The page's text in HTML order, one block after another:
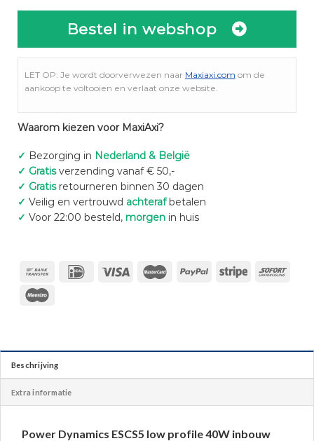
Bestel in webshop
LET OP: Je wordt doorverwezen naar Maxiaxi.com om de
aankoop te voltooien en verlaat onze website.
Waarom kiezen voor MaxiAxi?
✓ Bezorging in Nederland & België
✓ Gratisverzending vanaf € 50,-
✓ Gratisretourneren binnen 30 dagen
✓ Veilig en vertrouwd achterafbetalen
✓ Voor 22:00 besteld, morgenin huis
Beschrijving
Extra informatie
Power Dynamics ESCS5 low profile 40W inbouw